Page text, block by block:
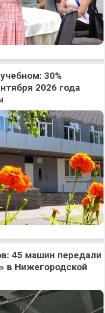
30%
2026 года
45 машин передали
в Нижегородской